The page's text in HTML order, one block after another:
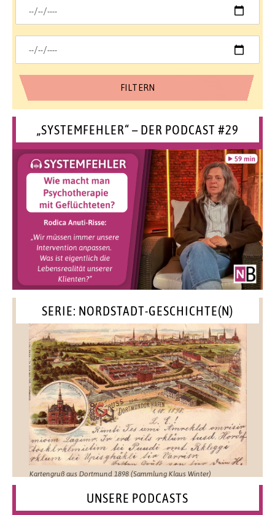
„SYSTEMFEHLER“ – DER PODCAST #29
SERIE: NORDSTADT-GESCHICHTE(N)
Kartengruß aus Dortmund 1898 (Sammlung Klaus Winter)
UNSERE PODCASTS